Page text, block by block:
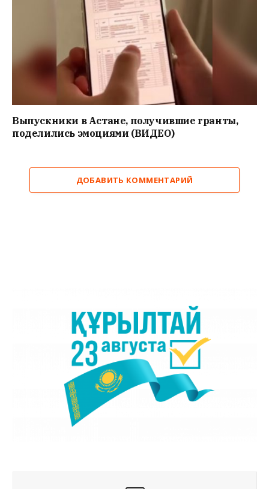
Выпускники в Астане, получившие гранты,
поделились эмоциями (ВИДЕО)
ДОБАВИТЬ КОММЕНТАРИЙ